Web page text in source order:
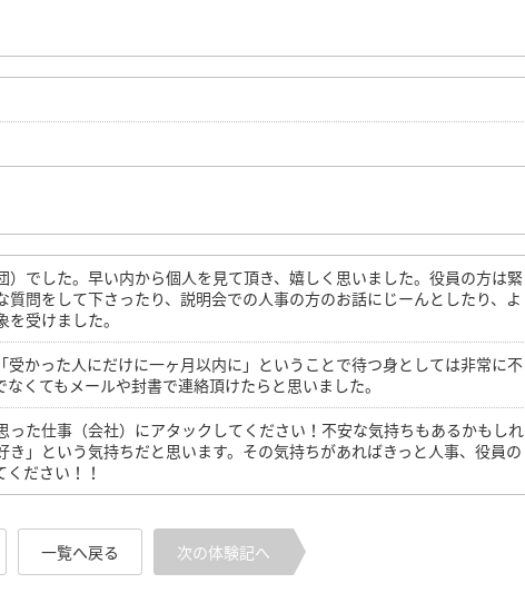
）でした。早い内から個人を見て頂き、嬉しく思いました。役員の方は緊
問をして下さったり、説明会での人事の方のお話にじーんとしたり、よ
受けました。
受かった人にだけに一ヶ月以内に」ということで待つ身としては非常に不
くてもメールや封書で連絡頂けたらと思いました。
った仕事（会社）にアタックしてください！不安な気持ちもあるかもしれ
き」という気持ちだと思います。その気持ちがあればきっと人事、役員の
ださい！！
一覧へ戻る 次の体験記へ